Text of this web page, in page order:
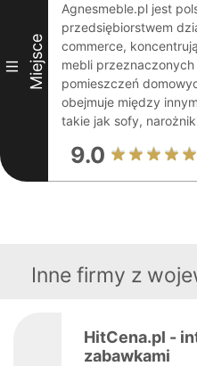
III Miejsce
Agnesmeble.pl jest
przedsiębiorstwem
commerce,
mebli
pomieszczeń
obejmuje między
takie jak sofy,
9.0
Inne firmy z
HitCena.pl -
zabawkami